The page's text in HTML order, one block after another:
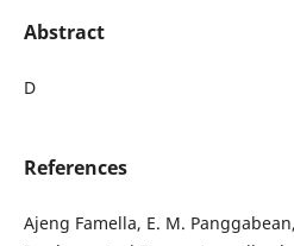
Abstract
D
References
Ajeng Famella, E. M.